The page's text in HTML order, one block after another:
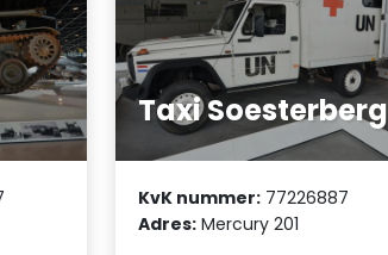
Taxi Soesterberg
KvK nummer: 77226887
Adres: Mercury 201